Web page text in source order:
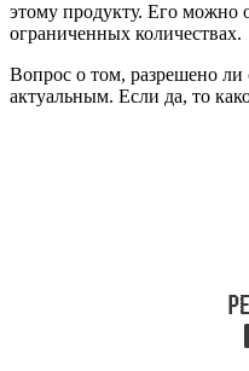
этому продукту. Его можно
ограниченных количествах.
Вопрос о том, разрешено ли
актуальным. Если да, то